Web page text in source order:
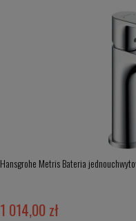
Hansgrohe Metris Bateria
1 014,00 zł